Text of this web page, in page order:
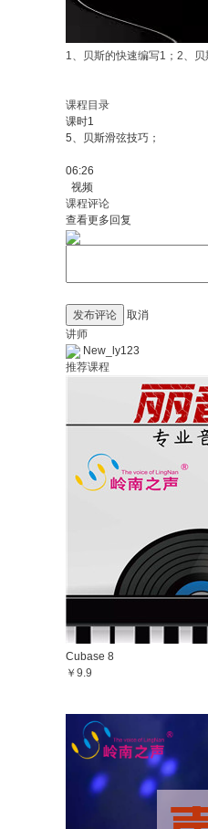
1、贝斯的快速编写1；2、
课程目录
课时1
5、贝斯滑弦技巧；
06:26
视频
课程评论
查看更多回复
发布评论
取消
讲师
New_ly123
推荐课程
Cubase 8
￥9.9